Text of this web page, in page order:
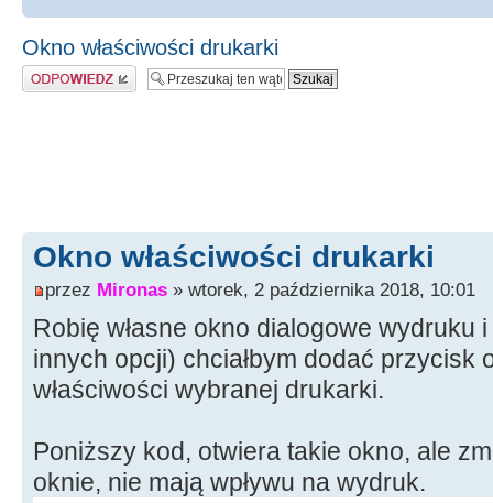
Okno właściwości drukarki
Odpowiedz
Okno właściwości drukarki
przez Mironas » wtorek, 2 października 2018, 10:01
Robię własne okno dialogowe wydruku
innych opcji) chciałbym dodać przycisk
właściwości wybranej drukarki.
Poniższy kod, otwiera takie okno, ale
oknie, nie mają wpływu na wydruk.